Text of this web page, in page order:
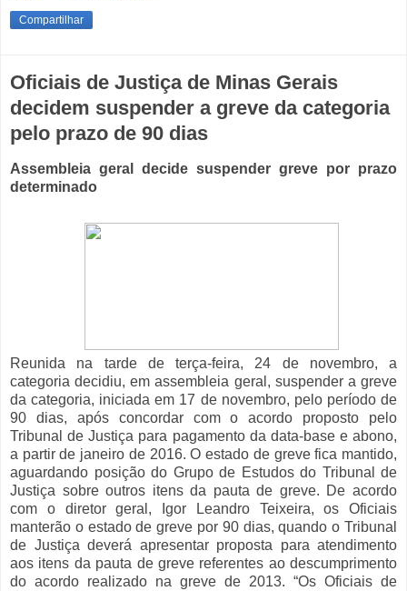
Compartilhar
Oficiais de Justiça de Minas Gerais
decidem suspender a greve da categoria
pelo prazo de 90 dias
Assembleia geral decide suspender greve por prazo
determinado
Reunida na tarde de terça-feira, 24 de novembro, a
categoria decidiu, em assembleia geral, suspender a greve
da categoria, iniciada em 17 de novembro, pelo período de
90 dias, após concordar com o acordo proposto pelo
Tribunal de Justiça para pagamento da data-base e abono,
a partir de janeiro de 2016. O estado de greve fica mantido,
aguardando posição do Grupo de Estudos do Tribunal de
Justiça sobre outros itens da pauta de greve. De acordo
com o diretor geral, Igor Leandro Teixeira, os Oficiais
manterão o estado de greve por 90 dias, quando o Tribunal
de Justiça deverá apresentar proposta para atendimento
aos itens da pauta de greve referentes ao descumprimento
do acordo realizado na greve de 2013. “Os Oficiais de